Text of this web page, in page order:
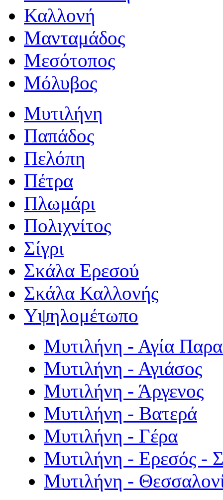
Καλλονή
Μανταμάδος
Μεσότοπος
Μόλυβος
Μυτιλήνη
Παπάδος
Πελόπη
Πέτρα
Πλωμάρι
Πολιχνίτος
Σίγρι
Σκάλα Ερεσού
Σκάλα Καλλονής
Υψηλομέτωπο
Μυτιλήνη - Αγία
Μυτιλήνη - Αγιάσος
Μυτιλήνη - Άργενος
Μυτιλήνη - Βατερά
Μυτιλήνη - Γέρα
Μυτιλήνη - Ερεσός -
Μυτιλήνη -